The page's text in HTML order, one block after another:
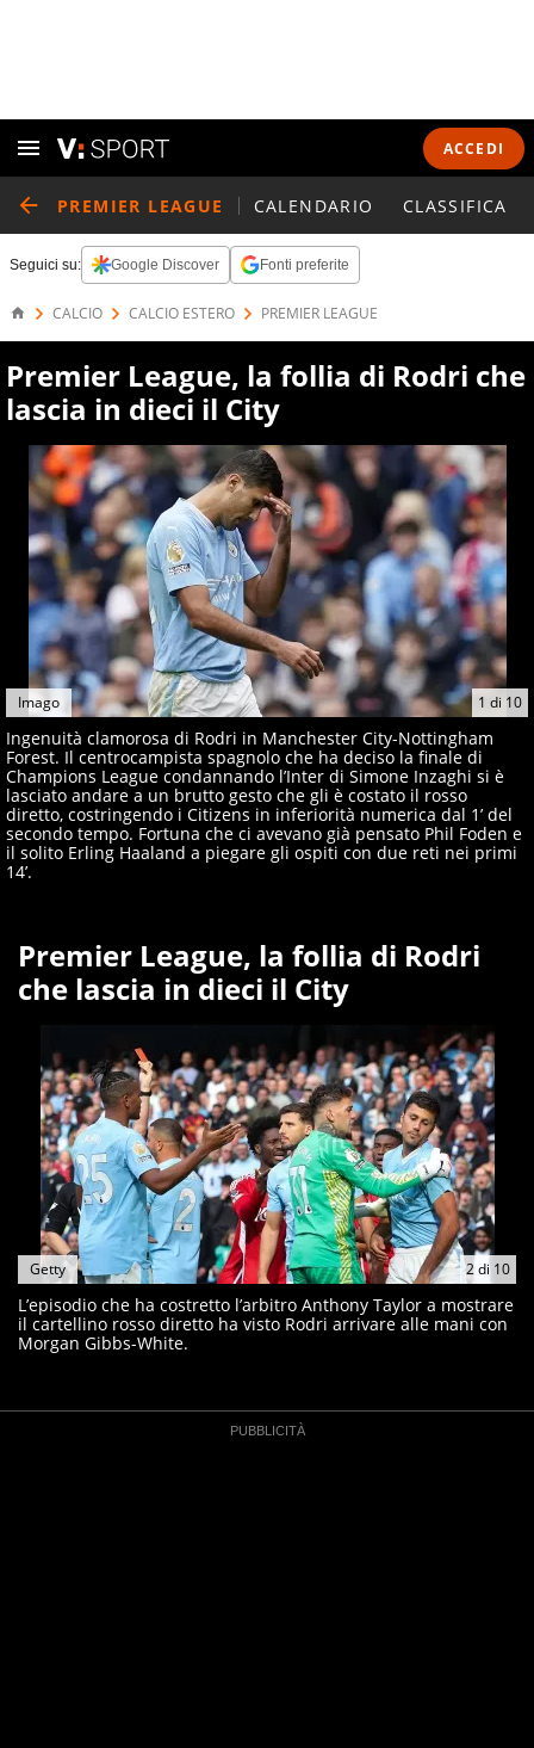
ACCEDI
PREMIER LEAGUE CALENDARIO CLASSIFICA
Seguici su: Google Discover Fonti preferite
CALCIO CALCIO ESTERO PREMIER LEAGUE
Premier League, la follia di Rodri che
lascia in dieci il City
1 di 10
Imago
Ingenuità clamorosa di Rodri in Manchester City-Nottingham
Forest. Il centrocampista spagnolo che ha deciso la finale di
Champions League condannando l’Inter di Simone Inzaghi si è
lasciato andare a un brutto gesto che gli è costato il rosso
diretto, costringendo i Citizens in inferiorità numerica dal 1’ del
secondo tempo. Fortuna che ci avevano già pensato Phil Foden e
il solito Erling Haaland a piegare gli ospiti con due reti nei primi
14’.
Premier League, la follia di Rodri
che lascia in dieci il City
2di 10
Getty
L’episodio che ha costretto l’arbitro Anthony Taylor a mostrare
il cartellino rosso diretto ha visto Rodri arrivare alle mani con
Morgan Gibbs-White.